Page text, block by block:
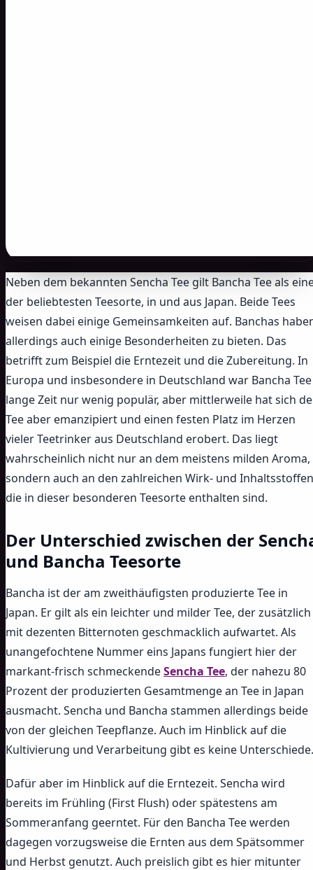
Neben dem bekannten Sencha Tee gilt Bancha Tee als
der beliebtesten Teesorte, in und aus Japan. Beide Tees
weisen dabei einige Gemeinsamkeiten auf. Banchas
allerdings auch einige Besonderheiten zu bieten. Das
betrifft zum Beispiel die Erntezeit und die Zubereitung. In
Europa und insbesondere in Deutschland war Bancha Tee
lange Zeit nur wenig populär, aber mittlerweile hat sich
Tee aber emanzipiert und einen festen Platz im Herzen
vieler Teetrinker aus Deutschland erobert. Das liegt
wahrscheinlich nicht nur an dem meistens milden Aroma,
sondern auch an den zahlreichen Wirk- und
die in dieser besonderen Teesorte enthalten sind.
Der Unterschied zwischen der
und Bancha Teesorte
Bancha ist der am zweithäufigsten produzierte Tee in
Japan. Er gilt als ein leichter und milder Tee, der zusätzlich
mit dezenten Bitternoten geschmacklich aufwartet. Als
unangefochtene Nummer eins Japans fungiert hier der
markant-frisch schmeckendeSencha Tee, der nahezu 80
Prozent der produzierten Gesamtmenge an Tee in Japan
ausmacht. Sencha und Bancha stammen allerdings beide
von der gleichen Teepflanze. Auch im Hinblick auf die
Kultivierung und Verarbeitung gibt es keine Unterschiede.
Dafür aber im Hinblick auf die Erntezeit. Sencha wird
bereits im Frühling (First Flush) oder spätestens am
Sommeranfang geerntet. Für den Bancha Tee werden
dagegen vorzugsweise die Ernten aus dem Spätsommer
und Herbst genutzt. Auch preislich gibt es hier mitunter